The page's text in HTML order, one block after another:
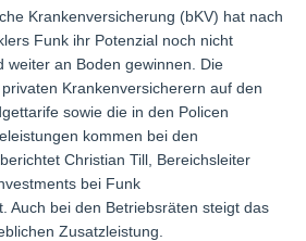
Krankenversicherung (bKV) hat nach
Funk ihr Potenzial noch nicht
weiter an Boden gewinnen. Die
Krankenversicherern auf den
sowie die in den Policen
kommen bei den
Christian Till, Bereichsleiter
bei Funk
Auch bei den Betriebsräten steigt das
Zusatzleistung.